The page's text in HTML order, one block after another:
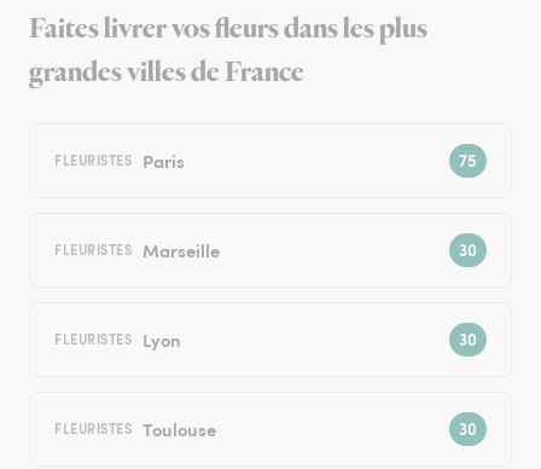
Faites livrer vos fleurs dans les plus
grandes villes de France
FLEURISTES Paris
FLEURISTES Marseille
FLEURISTES Lyon
FLEURISTES Toulouse